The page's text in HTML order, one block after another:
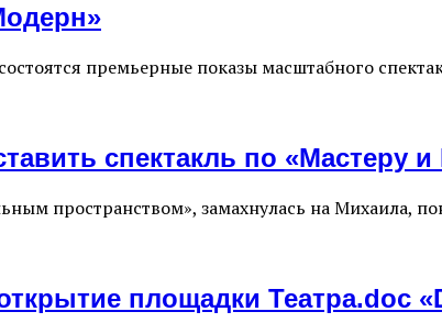
премьерные показы масштабного
спектакль по «Мастеру и
пространством», замахнулась на Михаила,
площадки Театра.doc